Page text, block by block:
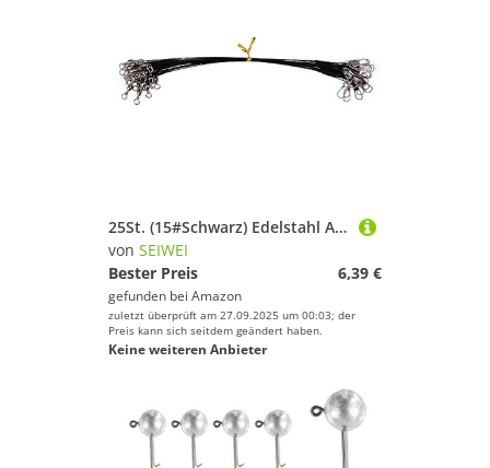
25St. (15#Schwarz) Edelstahl Angeldraht Vorfächer mit Schnapper & Wirbel, Anti-Biss Köder Drahtvorfächer für Hecht Barsch Zander, Salzwasser Süßwasser Angelzubehör Tackle
von SEIWEI
Bester Preis
6,39 €
gefunden bei Amazon
zuletzt überprüft am 27.09.2025 um 00:03; der
Preis kann sich seitdem geändert haben.
Keine weiteren Anbieter